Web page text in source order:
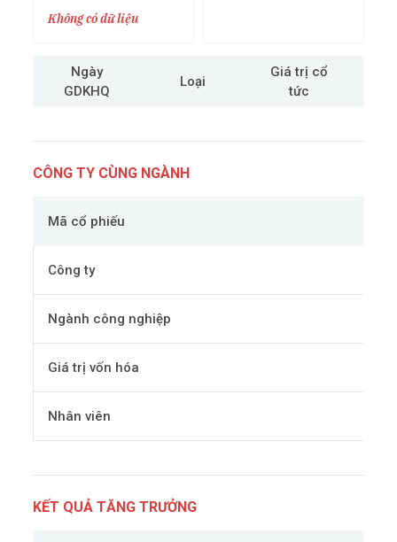
Không có dữ liệu
Ngày
GDKHQ
Loại
Giá trị cổ
tức
CÔNG TY CÙNG NGÀNH
Mã cổ phiếu
Công ty
Ngành công nghiệp
Giá trị vốn hóa
Nhân viên
KẾT QUẢ TĂNG TRƯỞNG